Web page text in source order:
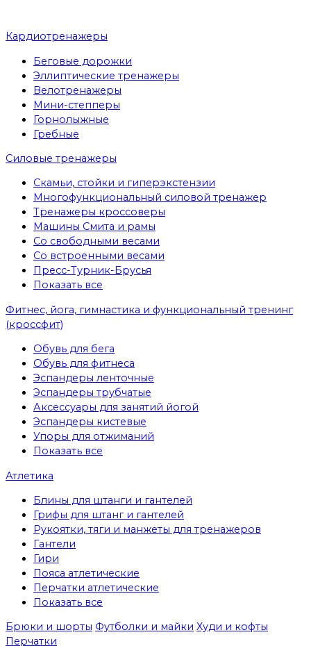
Кардиотренажеры
Беговые дорожки
Эллиптические тренажеры
Велотренажеры
Мини-степперы
Горнолыжные
Гребные
Cиловые тренажеры
Скамьи, стойки и гиперэкстензии
Многофункциональный силовой тренажер
Тренажеры кроссоверы
Машины Смита и рамы
Со свободными весами
Со встроенными весами
Пресс-Турник-Брусья
Показать все
Фитнес, йога, гимнастика и функциональный тренинг
(кроссфит)
Обувь для бега
Обувь для фитнеса
Эспандеры ленточные
Эспандеры трубчатые
Аксессуары для занятий йогой
Эспандеры кистевые
Упоры для отжиманий
Показать все
Атлетика
Блины для штанги и гантелей
Грифы для штанг и гантелей
Рукоятки, тяги и манжеты для тренажеров
Гантели
Гири
Пояса атлетические
Перчатки атлетические
Показать все
Брюки и шорты Футболки и майки Худи и кофты
Перчатки